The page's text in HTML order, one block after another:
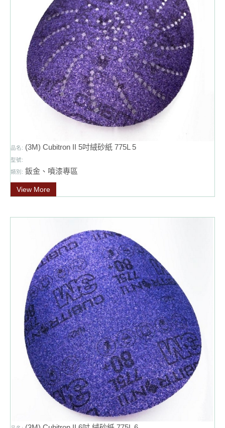
品名: (3M) Cubitron II 5吋絨砂紙 775L 5
型號:
類別: 鈑金、噴漆專區
View More